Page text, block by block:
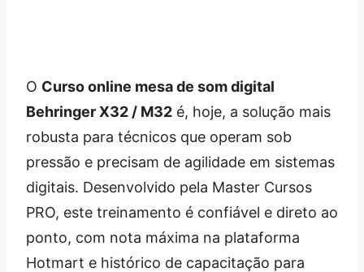
O Curso online mesa de som digital
Behringer X32 / M32 é, hoje, a solução mais
robusta para técnicos que operam sob
pressão e precisam de agilidade em sistemas
digitais. Desenvolvido pela Master Cursos
PRO, este treinamento é confiável e direto ao
ponto, com nota máxima na plataforma
Hotmart e histórico de capacitação para